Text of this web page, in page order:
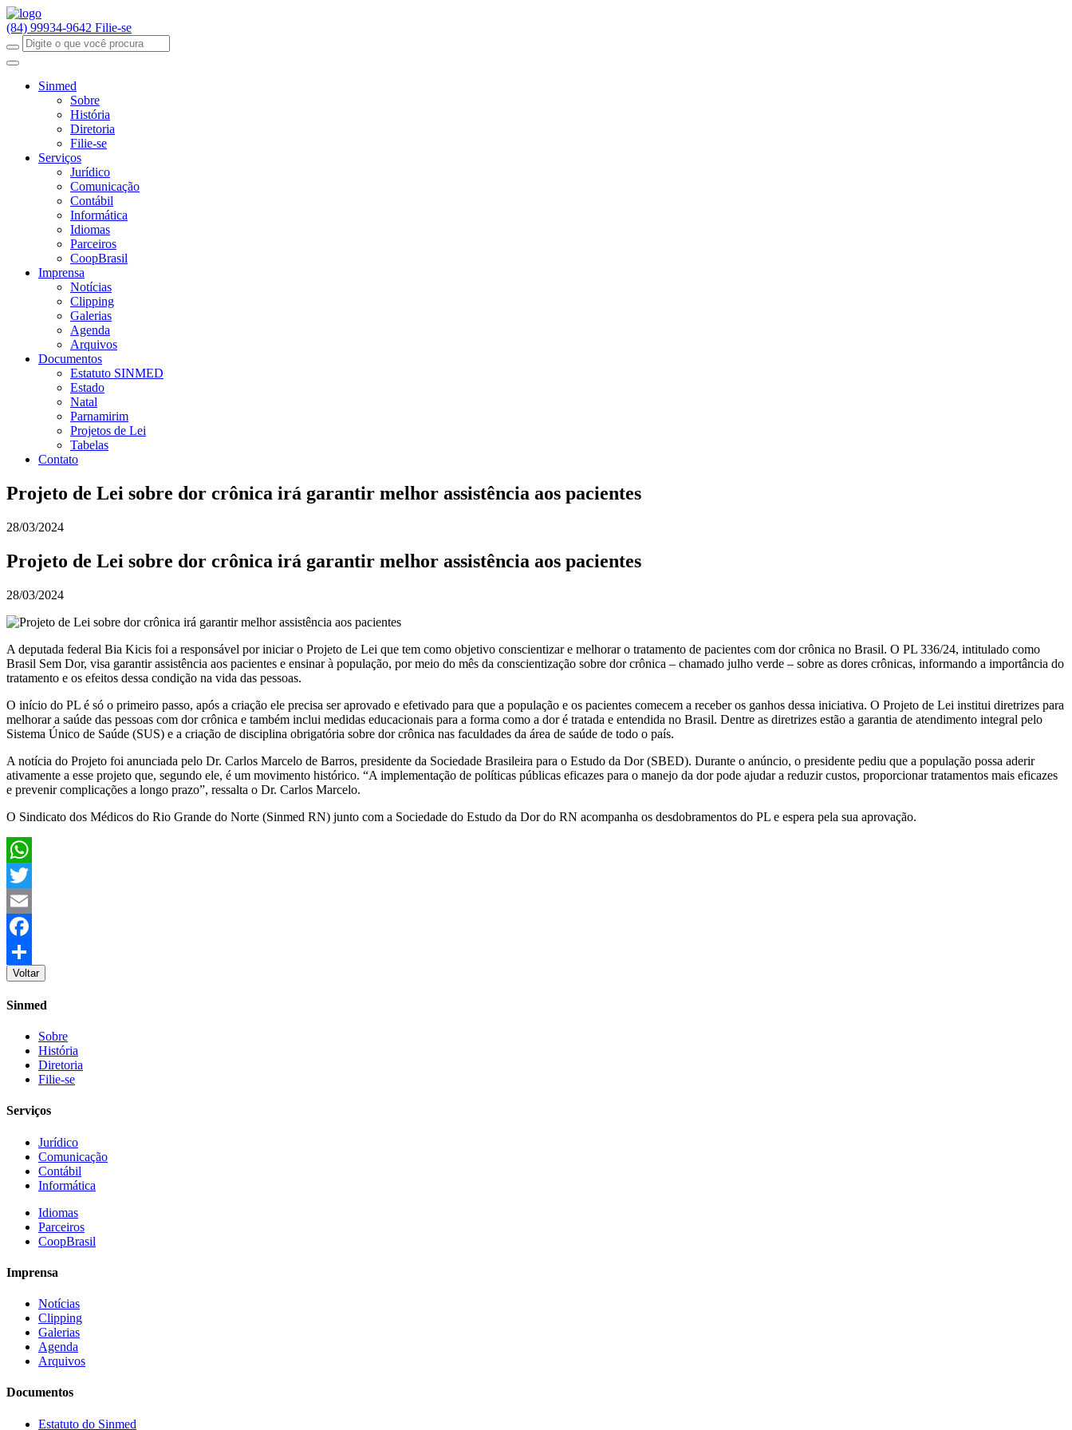
(84) 99934-9642 Filie-se
Sinmed
Sobre
História
Diretoria
Filie-se
Serviços
Jurídico
Comunicação
Contábil
Informática
Idiomas
Parceiros
CoopBrasil
Imprensa
Notícias
Clipping
Galerias
Agenda
Arquivos
Documentos
Estatuto SINMED
Estado
Natal
Parnamirim
Projetos de Lei
Tabelas
Contato
Projeto de Lei sobre dor crônica irá garantir melhor assistência aos pacientes
28/03/2024
Projeto de Lei sobre dor crônica irá garantir melhor assistência aos pacientes
28/03/2024
A deputada federal Bia Kicis foi a responsável por iniciar o Projeto de Lei que tem como objetivo conscientizar e melhorar o tratamento de pacientes com dor crônica no Brasil. O PL 336/24, intitulado como
Brasil Sem Dor, visa garantir assistência aos pacientes e ensinar à população, por meio do mês da conscientização sobre dor crônica – chamado julho verde – sobre as dores crônicas, informando a importância do
tratamento e os efeitos dessa condição na vida das pessoas.
O início do PL é só o primeiro passo, após a criação ele precisa ser aprovado e efetivado para que a população e os pacientes comecem a receber os ganhos dessa iniciativa. O Projeto de Lei institui diretrizes para
melhorar a saúde das pessoas com dor crônica e também inclui medidas educacionais para a forma como a dor é tratada e entendida no Brasil. Dentre as diretrizes estão a garantia de atendimento integral pelo
Sistema Único de Saúde (SUS) e a criação de disciplina obrigatória sobre dor crônica nas faculdades da área de saúde de todo o país.
A notícia do Projeto foi anunciada pelo Dr. Carlos Marcelo de Barros, presidente da Sociedade Brasileira para o Estudo da Dor (SBED). Durante o anúncio, o presidente pediu que a população possa aderir
ativamente a esse projeto que, segundo ele, é um movimento histórico. “A implementação de políticas públicas eficazes para o manejo da dor pode ajudar a reduzir custos, proporcionar tratamentos mais eficazes
e prevenir complicações a longo prazo”, ressalta o Dr. Carlos Marcelo.
O Sindicato dos Médicos do Rio Grande do Norte (Sinmed RN) junto com a Sociedade do Estudo da Dor do RN acompanha os desdobramentos do PL e espera pela sua aprovação.
WhatsApp
Twitter
Email
Facebook
Share
Voltar
Sinmed
Sobre
História
Diretoria
Filie-se
Serviços
Jurídico
Comunicação
Contábil
Informática
Idiomas
Parceiros
CoopBrasil
Imprensa
Notícias
Clipping
Galerias
Agenda
Arquivos
Documentos
Estatuto do Sinmed